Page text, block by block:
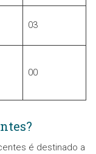
03
00
é destinado a